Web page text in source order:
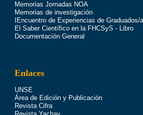
Memorias Jornadas NOA
Memorias de investigación
IEncuentro de Experiencias de Graduados/
El Saber Científico en la FHCSyS - Libro
Documentación General
Enlaces
UNSE
Área de Edición y Publicación
Revista Cifra